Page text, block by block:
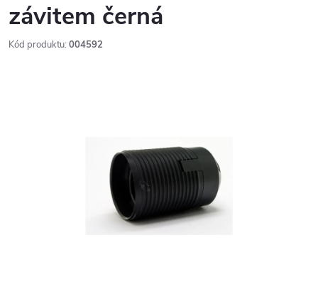
závitem černá
Kód produktu: 004592